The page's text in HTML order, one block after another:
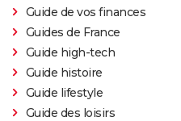
annonce, streaming, avis...
John Wick 4 : casting,
streaming...
Black Panther 2 : de
Boseman ?
Guide de vos finances
Guides de France
Guide high-tech
Guide histoire
Guide lifestyle
Guide des loisirs